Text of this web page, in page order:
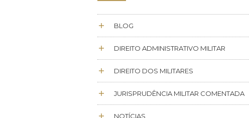
BLOG
DIREITO ADMINISTRATIVO MILITAR
DIREITO DOS MILITARES
JURISPRUDÊNCIA MILITAR COMENTADA
NOTÍCIAS